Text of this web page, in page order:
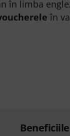
în limba
în